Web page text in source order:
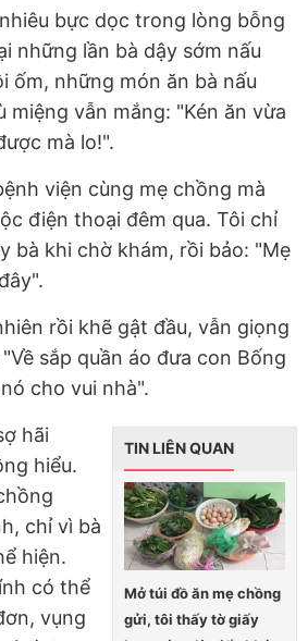
bực dọc trong lòng bỗng
những lần bà dậy sớm nấu
ốm, những món ăn bà nấu
miệng vẫn mắng: "Kén ăn vừa
mà lo!".
viện cùng mẹ chồng mà
điện thoại đêm qua. Tôi chỉ
bà khi chờ khám, rồi bảo: "Mẹ
rồi khẽ gật đầu, vẫn giọng
sắp quần áo đưa con Bống
cho vui nhà".
TIN LIÊN QUAN
Mở túi đồ ăn mẹ chồng
gửi, tôi thấy tờ giấy
hãi
hiểu.
chỉ vì bà
hiện.
có thể
vụng